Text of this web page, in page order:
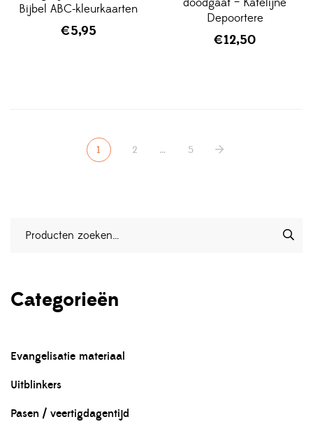
Bijbel ABC-kleurkaarten
€5,95
Depoortere
€12,50
1 2 … 5
Categorieën
Evangelisatie materiaal
Uitblinkers
Pasen / veertigdagentijd